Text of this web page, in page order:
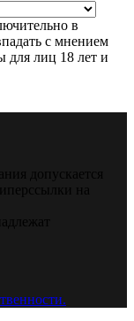
в
с мнением
для лиц 18 лет и
допускается
на